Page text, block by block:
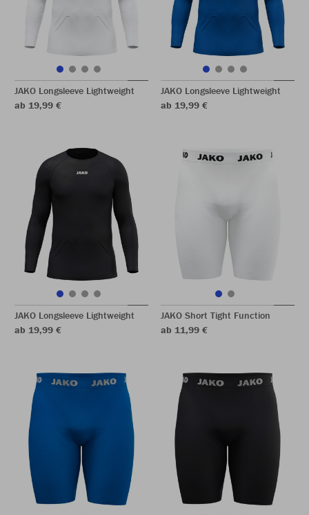
JAKO Longsleeve Lightweight
ab 19,99 €
JAKO Longsleeve Lightweight
ab 19,99 €
JAKO Longsleeve Lightweight
ab 19,99 €
JAKO Short Tight Function
ab 11,99 €